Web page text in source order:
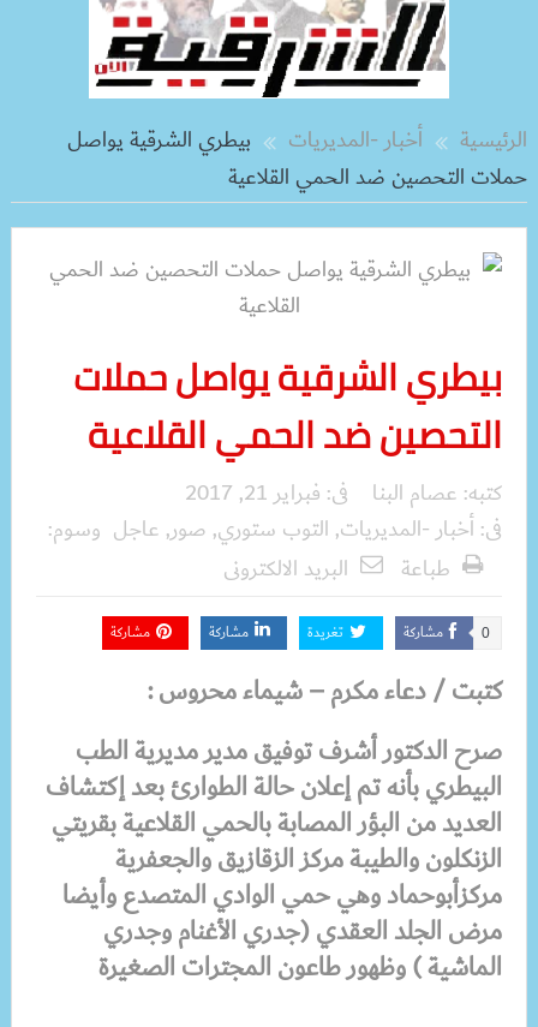
الرئيسية أخبار -المديريات
بيطري الشرقية يواصل
حملات التحصين ضد الحمي القلاعية
بيطري الشرقية يواصل حملات
التحصين ضد الحمي القلاعية
كتبه: عصام البنا فى: فبراير 21, 2017
فى:أخبار -المديريات, التوب ستوري, صور, عاجل وسوم:
طباعة
البريد الالكترونى
مشاركة 0 تغريدة مشاركة مشاركة
كتبت / دعاء مكرم – شيماء محروس :
صرح الدكتور أشرف توفيق مدير مديرية الطب
البيطري بأنه تم إعلان حالة الطوارئ بعد إكتشاف
العديد من البؤر المصابة بالحمي القلاعية بقريتي
الزنكلون والطيبة مركز الزقازيق والجعفرية
مركزأبوحماد وهي حمي الوادي المتصدع وأيضا
مرض الجلد العقدي (جدري الأغنام وجدري
الماشية ) وظهور طاعون المجترات الصغيرة